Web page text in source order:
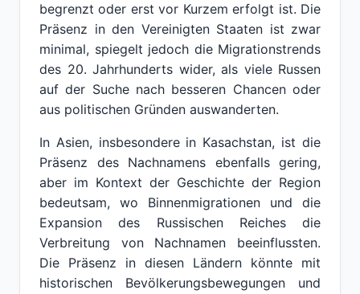
begrenzt oder erst vor Kurzem erfolgt ist. Die
Präsenz in den Vereinigten Staaten ist zwar
minimal, spiegelt jedoch die Migrationstrends
des 20. Jahrhunderts wider, als viele Russen
auf der Suche nach besseren Chancen oder
aus politischen Gründen auswanderten.
In Asien, insbesondere in Kasachstan, ist die
Präsenz des Nachnamens ebenfalls gering,
aber im Kontext der Geschichte der Region
bedeutsam, wo Binnenmigrationen und die
Expansion des Russischen Reiches die
Verbreitung von Nachnamen beeinflussten.
Die Präsenz in diesen Ländern könnte mit
historischen Bevölkerungsbewegungen und